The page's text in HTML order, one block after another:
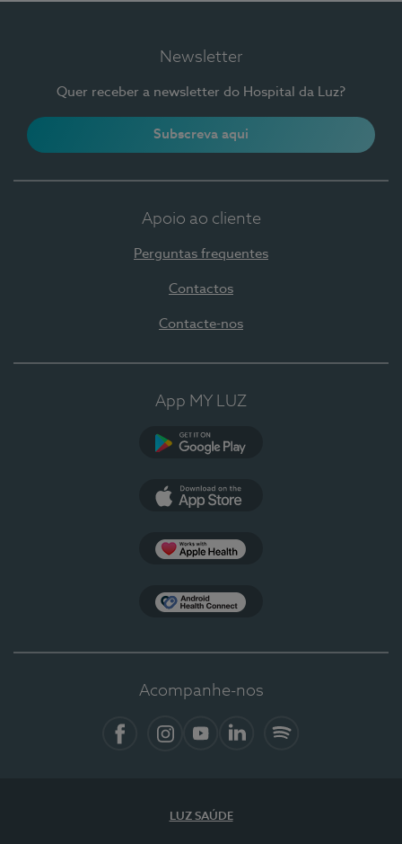
Newsletter
Quer receber a newsletter do Hospital da Luz?
Subscreva aqui
Apoio ao cliente
Perguntas frequentes
Contactos
Contacte-nos
App MY LUZ
Acompanhe-nos
LUZ SAÚDE